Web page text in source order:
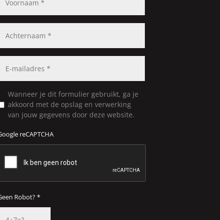
Wanneer je dit formulier gebruikt, ga je
akkoord met de opslag en verwerking
van jouw gegevens door deze website.
reCAPTCHA
Robot? *